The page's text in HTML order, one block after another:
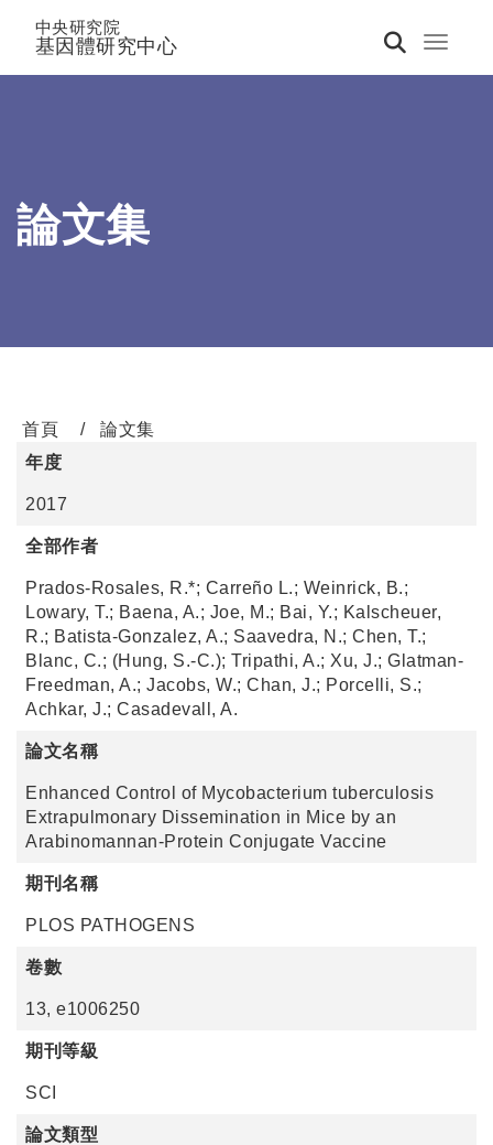
Toggle
中央研究院
基因體研究中心
論文集
首頁
論文集
年度
2017
全部作者
Prados-Rosales, R.*; Carreño L.; Weinrick, B.;
Lowary, T.; Baena, A.; Joe, M.; Bai, Y.; Kalscheuer,
R.; Batista-Gonzalez, A.; Saavedra, N.; Chen, T.;
Blanc, C.; (Hung, S.-C.); Tripathi, A.; Xu, J.; Glatman-
Freedman, A.; Jacobs, W.; Chan, J.; Porcelli, S.;
Achkar, J.; Casadevall, A.
論文名稱
Enhanced Control of Mycobacterium tuberculosis
Extrapulmonary Dissemination in Mice by an
Arabinomannan-Protein Conjugate Vaccine
期刊名稱
PLOS PATHOGENS
卷數
13, e1006250
期刊等級
SCI
論文類型